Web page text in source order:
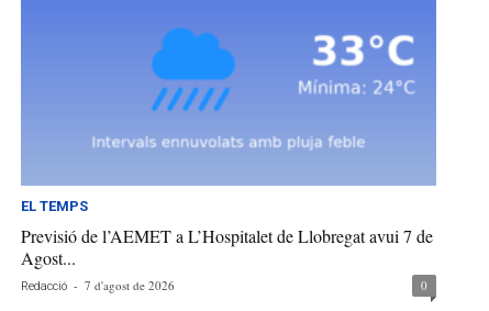
EL TEMPS
Previsió de l’AEMET a L’Hospitalet de Llobregat avui 7 de
Agost...
Redacció - 7 d'agost de 2026 0